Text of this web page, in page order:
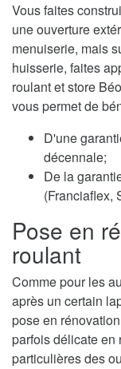
Vous faites
une ouverture
menuiserie, mais
huisserie, faites
roulant et store
vous permet de
D'une
décennale;
De la
(Franciaflex,
Pose en
roulant
Comme pour les
après un certain
pose en
parfois délicate en
particulières des